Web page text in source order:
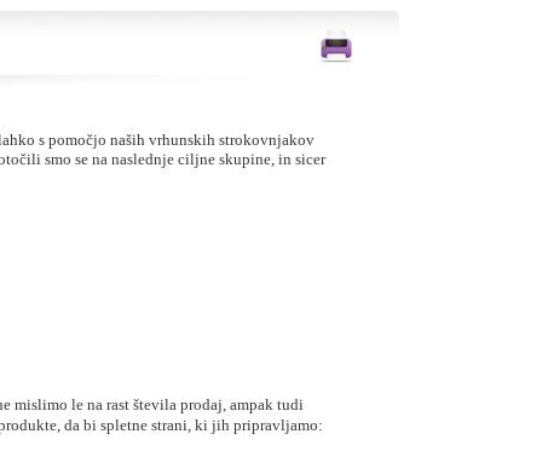
s pomočjo naših vrhunskih strokovnjakov
smo se na naslednje ciljne skupine, in sicer
mislimo le na rast števila prodaj, ampak tudi
da bi spletne strani, ki jih pripravljamo: